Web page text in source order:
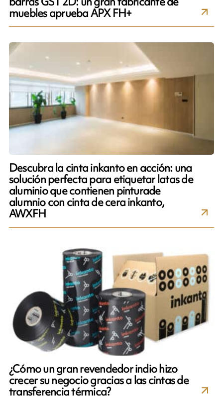
muebles aprueba APX FH+
Descubra la cinta inkanto en acción: una
solución perfecta para etiquetar latas de
aluminio que contienen pinturade
alumnio con cinta de cera inkanto,
AWXFH
¿Cómo un gran revendedor indio hizo
crecer su negocio gracias a las cintas de
transferencia térmica?